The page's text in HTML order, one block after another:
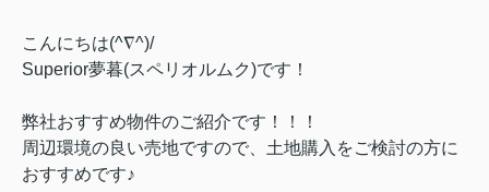
こんにちは(^∇^)/
Superior夢暮(スペリオルムク)です！
弊社おすすめ物件のご紹介です！！！
周辺環境の良い売地ですので、土地購入をご検討の方に
おすすめです♪